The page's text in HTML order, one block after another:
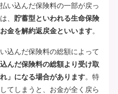
い込んだ保険料の一部が戻っ
、 貯蓄型といわれる生命保険
金を解約返戻金といいます。
込んだ保険料の総額によって
んだ保険料の総額より受け取
」になる場合があります。特
てしまうと、お金が全く戻ら